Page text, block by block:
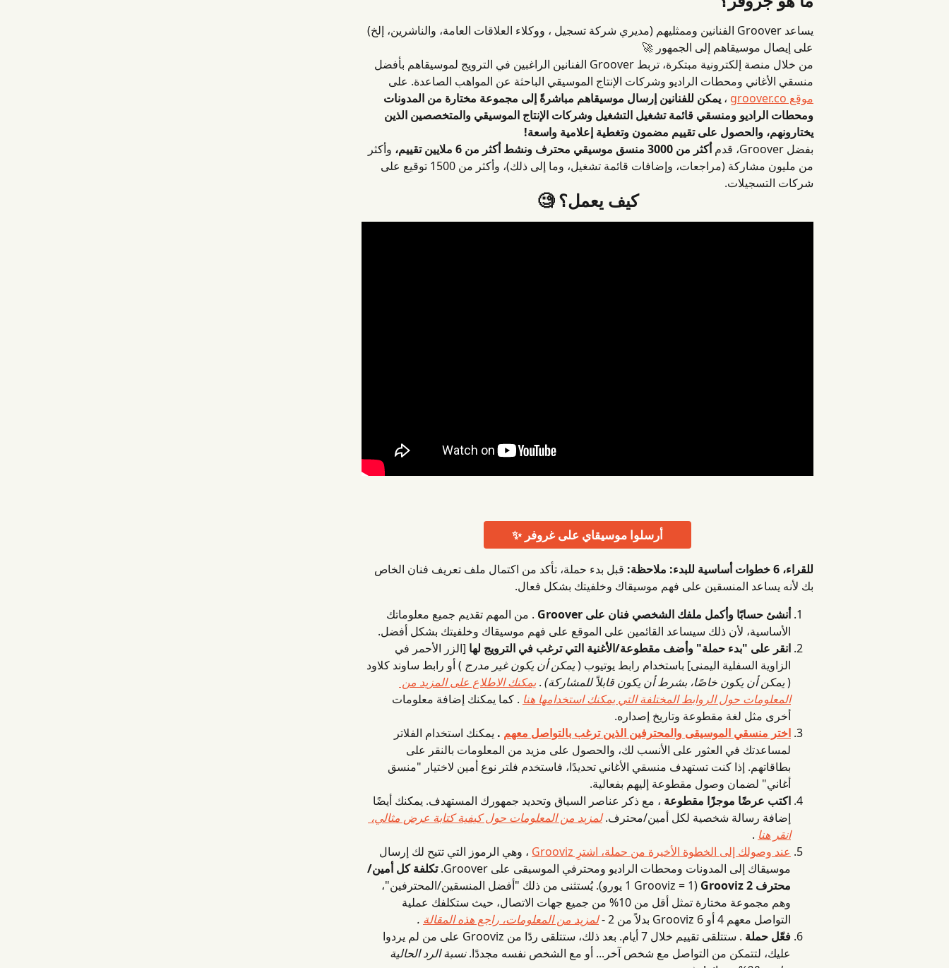
يساعد Groover الفنانين وممثليهم (مديري شركة تسجيل ، ووكلاء العلاقات العامة، والناشرين، إلخ)
على إيصال موسيقاهم إلى الجمهور 🚀
من خلال منصة إلكترونية مبتكرة، تربط Groover الفنانين الراغبين في الترويج لموسيقاهم بأفضل
منسقي الأغاني ومحطات الراديو وشركات الإنتاج الموسيقي الباحثة عن المواهب الصاعدة. على
موقع groover.co
، يمكن للفنانين إرسال موسيقاهم مباشرةً إلى مجموعة مختارة من المدونات
ومحطات الراديو ومنسقي قائمة تشغيل التشغيل وشركات الإنتاج الموسيقي والمتخصصين الذين
يختارونهم، والحصول على تقييم مضمون وتغطية إعلامية واسعة!
بفضل Groover، قدم
أكثر من 3000 منسق موسيقي محترف ونشط أكثر من 6 ملايين تقييم،
وأكثر
من مليون مشاركة (مراجعات، وإضافات قائمة تشغيل، وما إلى ذلك)، وأكثر من 1500 توقيع على
شركات التسجيلات.
كيف يعمل؟ 🧐
أرسلوا موسيقاي على غروفر ✨
للقراء، 6 خطوات أساسية للبدء: ملاحظة: قبل بدء حملة، تأكد من اكتمال ملف تعريف فنان الخاص
بك لأنه يساعد المنسقين على فهم موسيقاك وخلفيتك بشكل فعال.
أنشئ حسابًا وأكمل ملفك الشخصي فنان على Groover
. من المهم تقديم جميع معلوماتك
الأساسية، لأن ذلك سيساعد القائمين على الموقع على فهم موسيقاك وخلفيتك بشكل أفضل.
انقر على "بدء حملة" وأضف مقطوعة/الأغنية التي ترغب في الترويج لها [الزر الأحمر في
الزاوية السفلية اليمنى] باستخدام رابط يوتيوب ( يمكن أن يكون غير مدرج ) أو رابط ساوند كلاود
( يمكن أن يكون خاصًا، بشرط أن يكون قابلاً للمشاركة) . يمكنك الاطلاع على المزيد من
المعلومات حول الروابط المختلفة التي يمكنك استخدامها هنا . كما يمكنك إضافة معلومات
أخرى مثل لغة مقطوعة وتاريخ إصداره.
اختر منسقي الموسيقى والمحترفين الذين ترغب بالتواصل معهم . يمكنك استخدام الفلاتر
لمساعدتك في العثور على الأنسب لك، والحصول على مزيد من المعلومات بالنقر على
بطاقاتهم. إذا كنت تستهدف منسقي الأغاني تحديدًا، فاستخدم فلتر نوع أمين لاختيار "منسق
أغاني" لضمان وصول مقطوعة إليهم بفعالية.
اكتب عرضًا موجزًا ​​مقطوعة ، مع ذكر عناصر السياق وتحديد جمهورك المستهدف. يمكنك أيضًا
إضافة رسالة شخصية لكل أمين/محترف. لمزيد من المعلومات حول كيفية كتابة عرض مثالي،
انقر هنا .
عند وصولك إلى الخطوة الأخيرة من حملة، اشترِ Grooviz
، وهي الرموز التي تتيح لك إرسال
موسيقاك إلى المدونات ومحطات الراديو ومحترفي الموسيقى على Groover.
تكلفة كل أمين/
محترف 2 Grooviz
(1 Grooviz = 1 يورو). يُستثنى من ذلك "أفضل المنسقين/المحترفين"،
وهم مجموعة مختارة تمثل أقل من 10% من جميع جهات الاتصال، حيث ستكلفك عملية
التواصل معهم 4 أو 6 Grooviz بدلاً من 2 -
لمزيد من المعلومات، راجع هذه المقالة .
فعّل حملة
. ستتلقى تقييم خلال 7 أيام. بعد ذلك، ستتلقى ردًا من Grooviz على من لم يردوا
عليك، لتتمكن من التواصل مع شخص آخر... أو مع الشخص نفسه مجددًا. نسبة الرد الحالية